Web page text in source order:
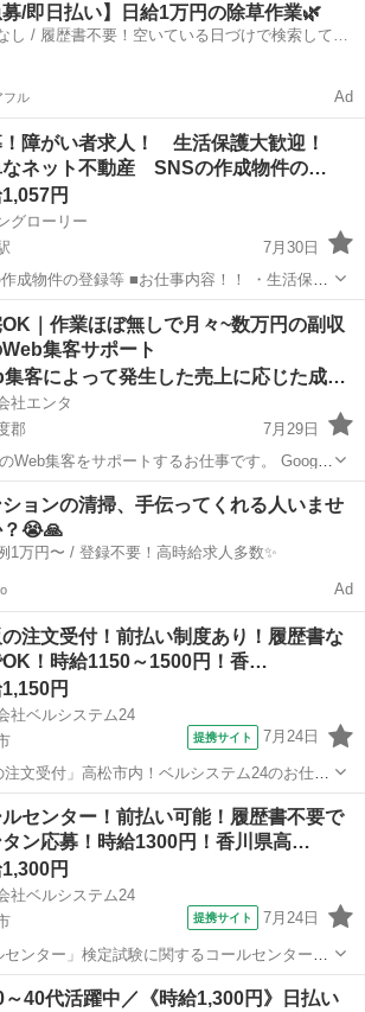
募/即日払い】日給1万円の除草作業🌿
し / 履歴書不要！空いている日づけで検索して即
フル Ad
！障がい者求人！ 生活保護大歓迎！
なネット不動産 SNSの作成物件の…
円
グローリー
7月30日
■お仕事内容！！ ・生活保護
携帯代などの通信費上限 20000円 交通費上
限 20000円まで支給可能。 ・福岡市南区に寮（GH）完備です...
駅 事務 生活保護
｜作業ほぼ無しで月々~数万円の副収
Web集客サポート
Web集客によって発生した売上に応じた成果報酬
社エンタ
郡
7月29日
舗情報」の登録・初期設定を行っていただき
Web
ョンの清掃、手伝ってくれる人いませ
？😭🙏
日給例1万円〜 / 登録不要！高時給求人多数✨
Ad
注文受付！前払い制度あり！履歴書な
OK！時給1150～1500円！香…
円
社ベルシステム24
提携サイト 7月24日
注文受付」高松市内！ベルシステム24のお仕事
ト】 ベルシステム24なら
務時間や働き方など、あなたのライフスタイ
紹...
ルセンター！前払い可能！履歴書不要で
タン応募！時給1300円！香川県高…
円
社ベルシステム24
提携サイト 7月24日
センター」検定試験に関するコールセンター！
ト】 ベルシステム24なら
勤務時間や働き方など、あなたのライフスタイ
話対応
～40代活躍中／《時給1,300円》日払い